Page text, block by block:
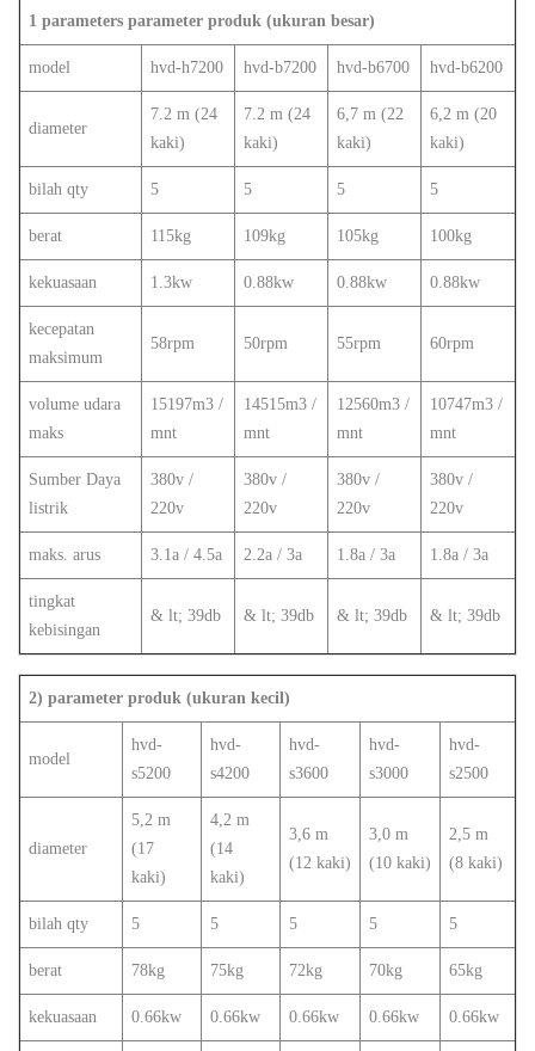
1 parameters parameter produk (ukuran besar)
model hvd-h7200 hvd-b7200 hvd-b6700 hvd-b6200
diameter
7.2 m (24
kaki)
7.2 m (24
kaki)
6,7 m (22
kaki)
6,2 m (20
kaki)
bilah qty 5 5 5 5
berat 115kg 109kg 105kg 100kg
kekuasaan 1.3kw 0.88kw 0.88kw 0.88kw
kecepatan
maksimum
58rpm 50rpm 55rpm 60rpm
volume udara
maks
15197m3 /
mnt
14515m3 /
mnt
12560m3 /
mnt
10747m3 /
mnt
Sumber Daya
listrik
380v /
220v
380v /
220v
380v /
220v
380v /
220v
maks. arus 3.1a / 4.5a 2.2a / 3a 1.8a / 3a 1.8a / 3a
tingkat
kebisingan
& lt; 39db & lt; 39db & lt; 39db & lt; 39db
2) parameter produk (ukuran kecil)
model
hvd-
s5200
hvd-
s4200
hvd-
s3600
hvd-
s3000
hvd-
s2500
diameter
5,2 m
(17
kaki)
4,2 m
(14
kaki)
3,6 m
(12 kaki)
3,0 m
(10 kaki)
2,5 m
(8 kaki)
bilah qty 5 5 5 5 5
berat 78kg 75kg 72kg 70kg 65kg
kekuasaan 0.66kw 0.66kw 0.66kw 0.66kw 0.66kw